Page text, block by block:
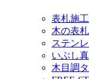
表札施
木の表札
ステン
いぶし
木目調